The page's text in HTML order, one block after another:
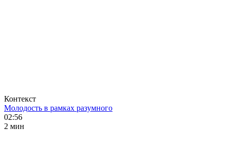
Контекст
Молодость в рамках разумного
02:56
2 мин